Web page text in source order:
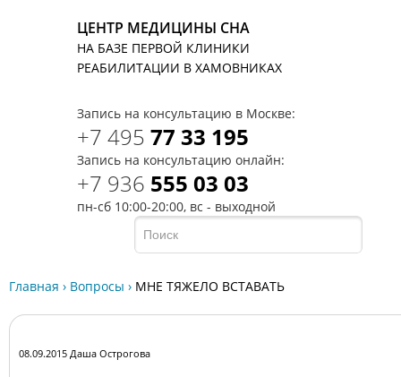
ЦЕНТР МЕДИЦИНЫ СНА
НА БАЗЕ ПЕРВОЙ КЛИНИКИ
РЕАБИЛИТАЦИИ В ХАМОВНИКАХ
Запись на консультацию в Москве:
+7 495 77 33 195
Запись на консультацию онлайн:
+7 936 555 03 03
пн-сб 10:00-20:00, вс - выходной
Главная › Вопросы › МНЕ ТЯЖЕЛО ВСТАВАТЬ
08.09.2015 Даша Острогова